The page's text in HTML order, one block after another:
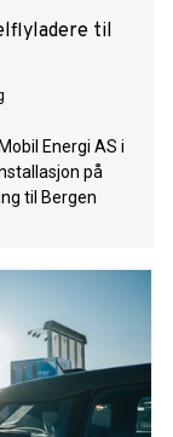
til
Energi AS i
på
til Bergen